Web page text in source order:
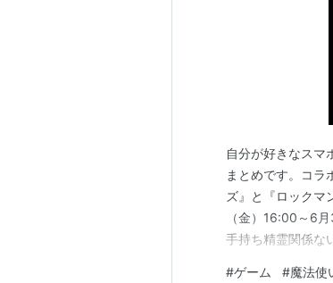
自分が好きなスマ
まとめです。コラ
ズ』と『ロックマ
（金）16:00～6
手持ち精霊関係な
#ゲーム #魔法使